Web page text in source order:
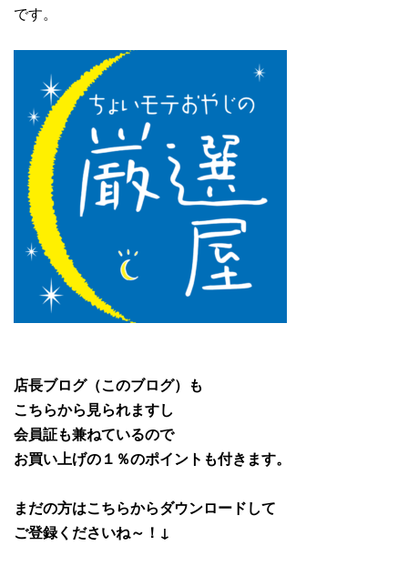
です。
店長ブログ（このブログ）も
こちらから見られますし
会員証も兼ねているので
お買い上げの１％のポイントも付きます。
まだの方はこちらからダウンロードして
ご登録くださいね～！↓